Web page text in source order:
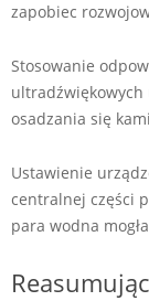
zapobiec
Stosowanie
ultradźwiękowych
osadzania się
Ustawienie
centralnej części
para wodna
Reasumując